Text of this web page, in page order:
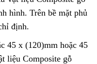
hình. Trên bề mặt phủ
định.
45 x (120)mm hoặc 45
liệu Composite gỗ